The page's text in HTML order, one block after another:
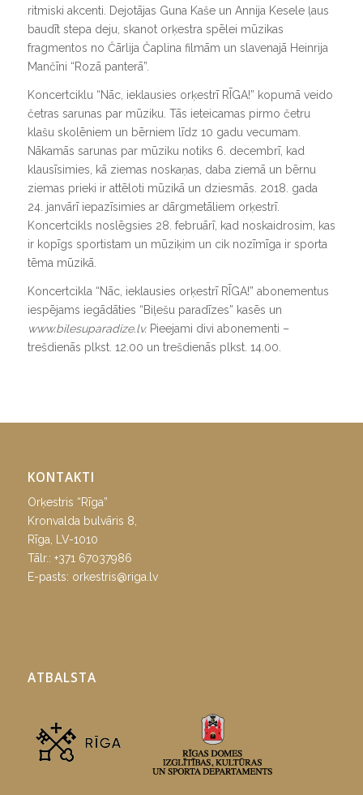
ritmiski akcenti. Dejotājas Guna Kaše un Annija Kesele ļaus
baudīt stepa deju, skanot orķestra spēlei mūzikas
fragmentos no Čārlija Čaplina filmām un slavenajā Heinrija
Mančīni “Rozā panterā”.
Koncertciklu “Nāc, ieklausies orķestrī RĪGA!” kopumā veido
četras sarunas par mūziku. Tās ieteicamas pirmo četru
klašu skolēniem un bērniem līdz 10 gadu vecumam.
Nākamās sarunas par mūziku notiks 6. decembrī, kad
klausīsimies, kā ziemas noskaņas, daba ziemā un bērnu
ziemas prieki ir attēloti mūzikā un dziesmās. 2018. gada
24. janvārī iepazīsimies ar dārgmetāliem orķestrī.
Koncertcikls noslēgsies 28. februārī, kad noskaidrosim, kas
ir kopīgs sportistam un mūziķim un cik nozīmīga ir sporta
tēma mūzikā.
Koncertcikla “Nāc, ieklausies orķestrī RĪGA!” abonementus
iespējams iegādāties “Biļešu paradīzes” kasēs un
www.bilesuparadize.lv.Pieejami divi abonementi –
trešdienās plkst. 12.00 un trešdienās plkst. 14.00.
KONTAKTI
Orķestris “Rīga”
Kronvalda bulvāris 8,
Rīga, LV-1010
Tālr.: +371 67037986
E-pasts: orkestris@riga.lv
ATBALSTA